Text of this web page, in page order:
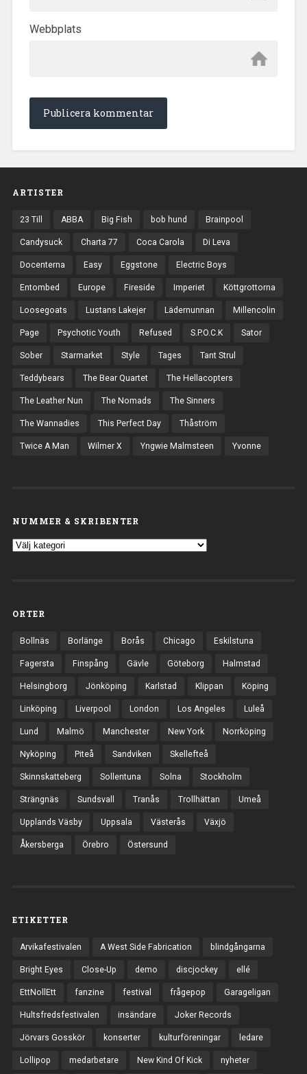
Webbplats
ARTISTER
23 Till ABBA Big Fish bob hund Brainpool
Candysuck Charta 77 Coca Carola Di Leva
Docenterna Easy Eggstone Electric Boys
Entombed Europe Fireside Imperiet Köttgrottorna
Loosegoats Lustans Lakejer Lädernunnan Millencolin
Page Psychotic Youth Refused S.P.O.C.K Sator
Sober Starmarket Style Tages Tant Strul
Teddybears The Bear Quartet The Hellacopters
The Leather Nun The Nomads The Sinners
The Wannadies This Perfect Day Thåström
Twice A Man Wilmer X Yngwie Malmsteen Yvonne
NUMMER & SKRIBENTER
ORTER
Bollnäs Borlänge Borås Chicago Eskilstuna
Fagersta Finspång Gävle Göteborg Halmstad
Helsingborg Jönköping Karlstad Klippan Köping
Linköping Liverpool London Los Angeles Luleå
Lund Malmö Manchester New York Norrköping
Nyköping Piteå Sandviken Skellefteå
Skinnskatteberg Sollentuna Solna Stockholm
Strängnäs Sundsvall Tranås Trollhättan Umeå
Upplands Väsby Uppsala Västerås Växjö
Åkersberga Örebro Östersund
ETIKETTER
Arvikafestivalen A West Side Fabrication blindgångarna
Bright Eyes Close-Up demo discjockey ellé
EttNollEtt fanzine festival frågepop Garageligan
Hultsfredsfestivalen insändare Joker Records
Jörvars Gosskör konserter kulturföreningar ledare
Lollipop medarbetare New Kind Of Kick nyheter